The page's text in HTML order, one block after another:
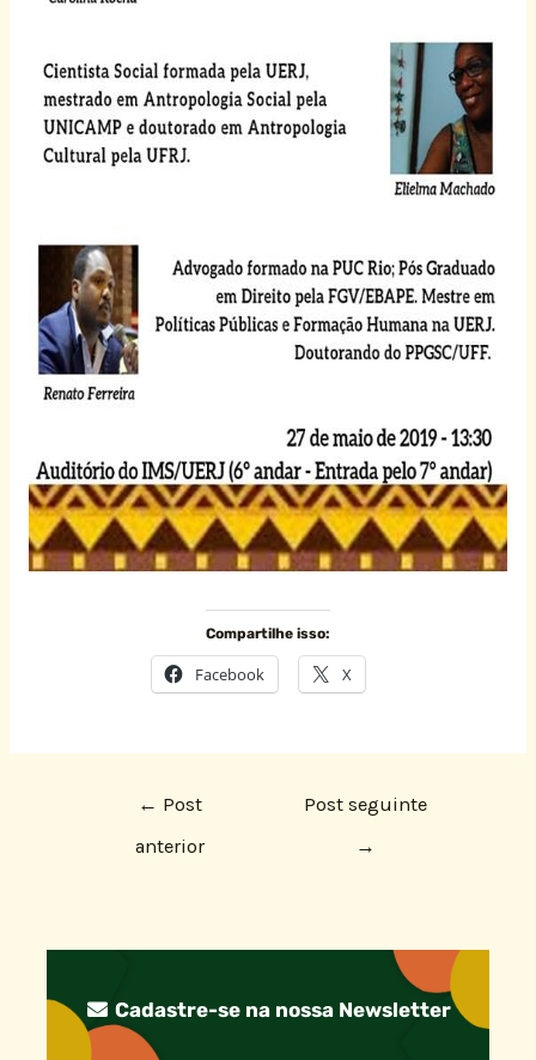
Compartilhe isso:
Facebook X
← Post
anterior
Post seguinte
→
Cadastre-se na nossa Newsletter